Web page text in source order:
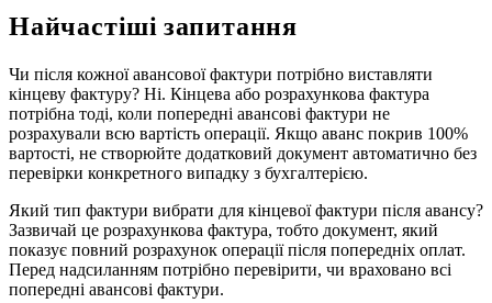
Найчастіші запитання
Чи після кожної авансової фактури потрібно виставляти
кінцеву фактуру? Ні. Кінцева або розрахункова фактура
потрібна тоді, коли попередні авансові фактури не
розрахували всю вартість операції. Якщо аванс покрив 100%
вартості, не створюйте додатковий документ автоматично без
перевірки конкретного випадку з бухгалтерією.
Який тип фактури вибрати для кінцевої фактури після авансу?
Зазвичай це розрахункова фактура, тобто документ, який
показує повний розрахунок операції після попередніх оплат.
Перед надсиланням потрібно перевірити, чи враховано всі
попередні авансові фактури.